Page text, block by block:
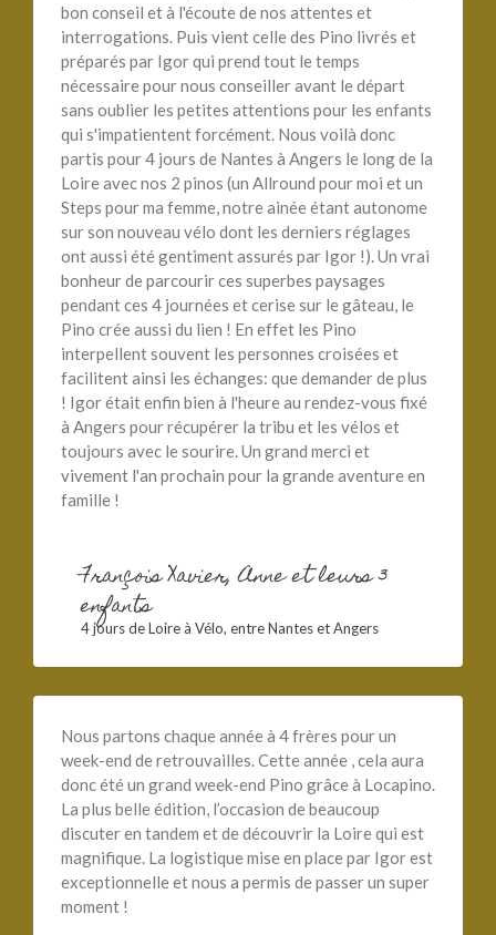
bon conseil et à l'écoute de nos attentes et
interrogations. Puis vient celle des Pino livrés et
préparés par Igor qui prend tout le temps
nécessaire pour nous conseiller avant le départ
sans oublier les petites attentions pour les enfants
qui s'impatientent forcément. Nous voilà donc
partis pour 4 jours de Nantes à Angers le long de la
Loire avec nos 2 pinos (un Allround pour moi et un
Steps pour ma femme, notre ainée étant autonome
sur son nouveau vélo dont les derniers réglages
ont aussi été gentiment assurés par Igor !). Un vrai
bonheur de parcourir ces superbes paysages
pendant ces 4 journées et cerise sur le gâteau, le
Pino crée aussi du lien ! En effet les Pino
interpellent souvent les personnes croisées et
facilitent ainsi les échanges: que demander de plus
! Igor était enfin bien à l'heure au rendez-vous fixé
à Angers pour récupérer la tribu et les vélos et
toujours avec le sourire. Un grand merci et
vivement l'an prochain pour la grande aventure en
famille !
François Xavier, Anne et leurs 3
enfants
4 jours de Loire à Vélo, entre Nantes et Angers
Nous partons chaque année à 4 frères pour un
week-end de retrouvailles. Cette année , cela aura
donc été un grand week-end Pino grâce à Locapino.
La plus belle édition, l’occasion de beaucoup
discuter en tandem et de découvrir la Loire qui est
magnifique. La logistique mise en place par Igor est
exceptionnelle et nous a permis de passer un super
moment !